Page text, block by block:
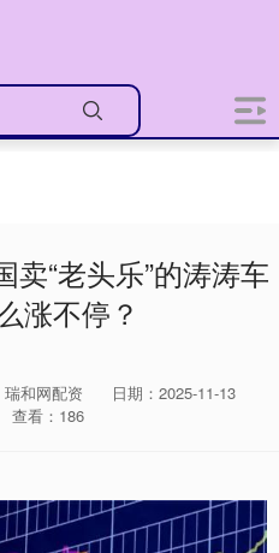
“老头乐”的涛涛车
涨不停？
瑞和网配资
日期：2025-11-13
查看：186